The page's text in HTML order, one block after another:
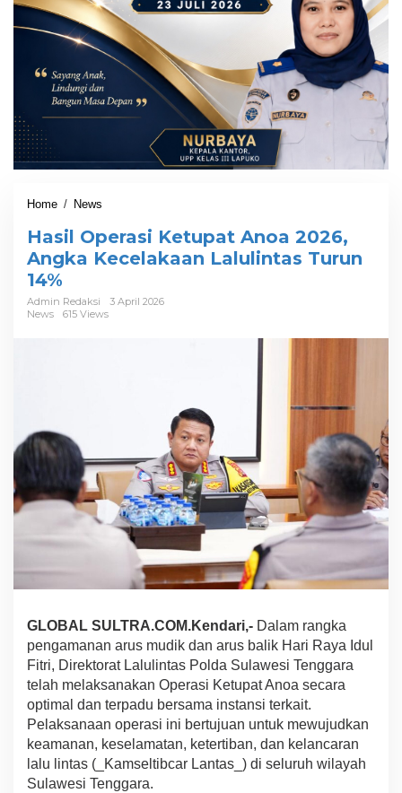
Home / News
s
i
l
e
p
a
t
n
0
6
,
n
g
k
a
K
e
c
e
Hasil Operasi Ketupat Anoa 2026,
Angka Kecelakaan Lalulintas Turun
14%
Admin Redaksi
3 April 2026
News
615 Views
GLOBAL SULTRA.COM.Kendari,- Dalam rangka
pengamanan arus mudik dan arus balik Hari Raya Idul
Fitri, Direktorat Lalulintas Polda Sulawesi Tenggara
telah melaksanakan Operasi Ketupat Anoa secara
optimal dan terpadu bersama instansi terkait.
Pelaksanaan operasi ini bertujuan untuk mewujudkan
keamanan, keselamatan, ketertiban, dan kelancaran
lalu lintas (_Kamseltibcar Lantas_) di seluruh wilayah
Sulawesi Tenggara.